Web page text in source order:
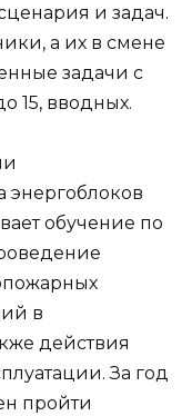
и задач.
а их в смене
задачи с
15, вводных.
энергоблоков
обучение по
в
действия
За год
пройти